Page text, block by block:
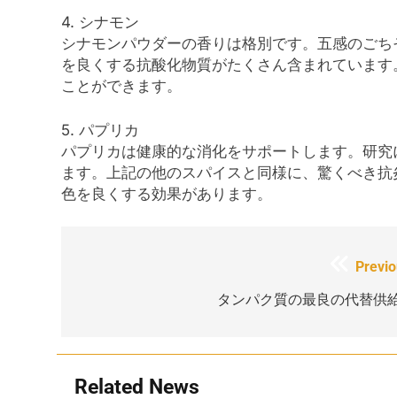
4. シナモン
シナモンパウダーの香りは格別です。五感のご
を良くする抗酸化物質がたくさん含まれていま
ことができます。
5. パプリカ
パプリカは健康的な消化をサポートします。研
ます。上記の他のスパイスと同様に、驚くべき
色を良くする効果があります。
タンパク質の最良の代替供
Related News